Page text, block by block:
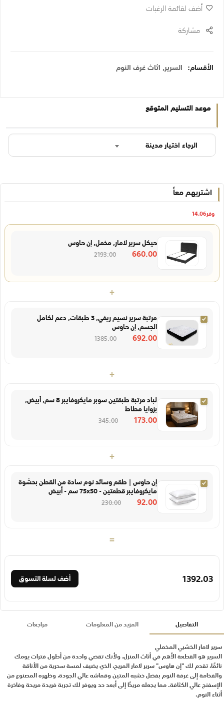
أضف لقائمة الرغبات
مشاركة
الأقسام: السرير,اثاث غرف النوم
موعد التسليم المتوقع
الرجاء اختيار مدينة
اشتريهم معاً
هيكل سرير لامار, مخمل, إن هاوس
660.00
2193.00
+
مرتبة سرير نسيم ريفي, 3 طبقات, دعم لكامل
الجسم, إن هاوس
692.00
1385.00
+
لباد مرتبة طبقتين سوبر مايكروفايبر 8 سم, أبيض,
بزوايا مطاط
173.00
345.00
+
إن هاوس | طقم وسائد نوم سادة من القطن بحشوة
مايكروفايبر قطعتين - 75x50 سم - أبيض
92.00
230.00
=
وفر14.06
1392.03 أضف لسلة التسوق
التفاصيل
سرير لامار الخشبي المخملي
السرير هو القطعة الأهم في أثاث المنزل، ولأنك تقضي واحدة من أطول فترات يومك
نائمًا، تقدم لك "إن هاوس" سرير لامار المريح، الذي يضيف لمسة سحرية من الأناقة
والفخامة إلى غرفة النوم بفضل خشبه المتين وقماشه عالي الجودة، وظهره المصنوع من
الإسفنج عالي الكثافة. مما يجعله مريحًا إلى أبعد حد ويوفر لك تجربة فريدة مريحة وفاخرة
أثناء النوم.
المزيد من المعلومات مراجعات